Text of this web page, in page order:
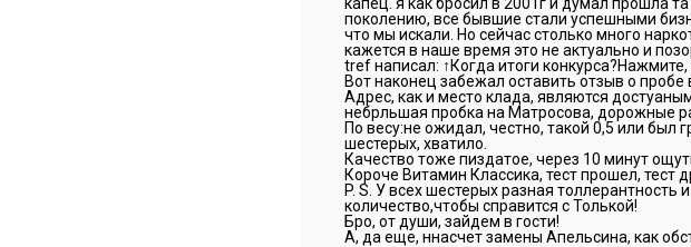
поколению, все бывшие стали успешными
что мы искали. Но сейчас столько много
кажется в наше время это не актуально и
tref написал: ↑Когда итоги
Вот наконец забежал оставить отзыв о пробе
Адрес, как и место клада, являются
небрльшая пробка на Матросова, дорожные
По весу:не ожидал, честно, такой 0,5 или был
шестерых, хватило.
Качество тоже пиздатое, через 10 минут
Короче Витамин Классика, тест прошел, тест
P. S. У всех шестерых разная
количество,чтобы справится с Толькой!
Бро, от души, зайдем в гости!
А, да еще, ннасчет замены Апельсина, как